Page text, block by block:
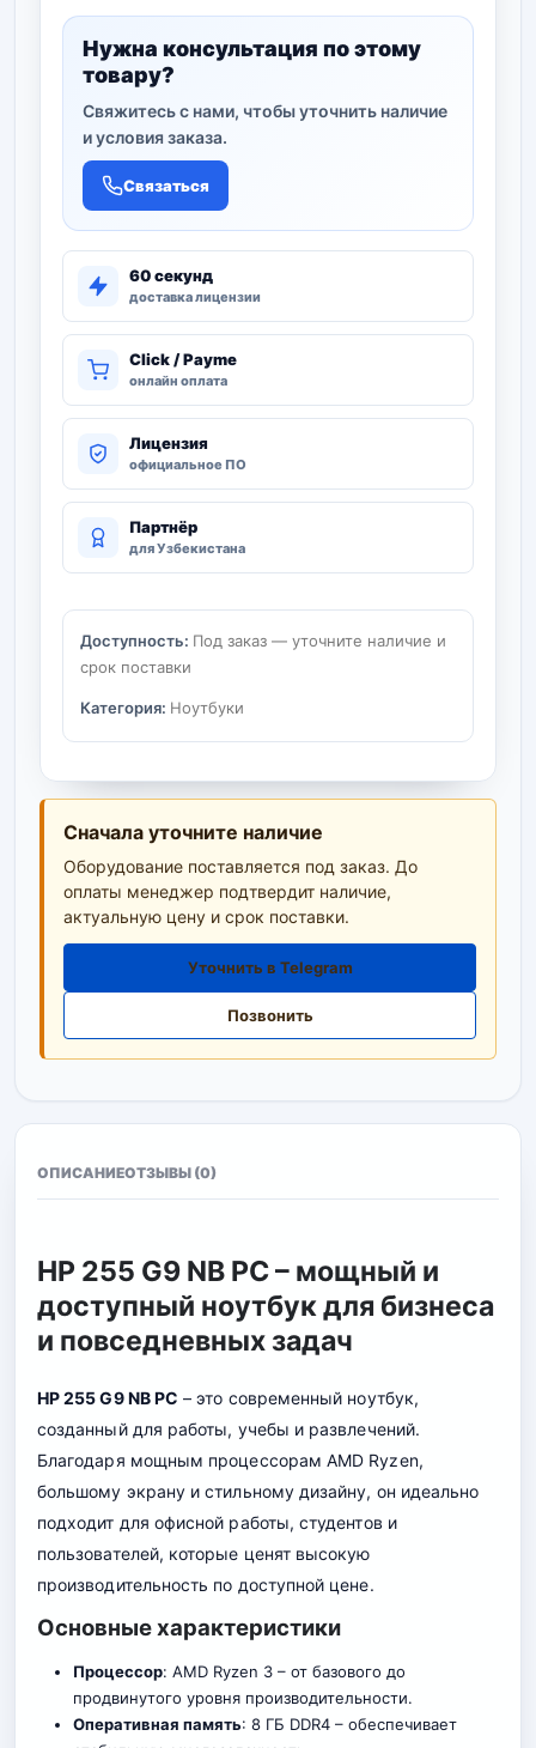
Нужна консультация по этому
товару?
Свяжитесь с нами, чтобы уточнить наличие
и условия заказа.
Связаться
60 секунд
доставка лицензии
Click / Payme
онлайн оплата
Лицензия
официальное ПО
Партнёр
для Узбекистана
Доступность: Под заказ — уточните наличие и
срок поставки
Категория: Ноутбуки
Сначала уточните наличие
Оборудование поставляется под заказ. До
оплаты менеджер подтвердит наличие,
актуальную цену и срок поставки.
Уточнить в Telegram
Позвонить
ОПИСАНИЕОТЗЫВЫ (0)
HP 255 G9 NB PC – мощный и
доступный ноутбук для бизнеса
и повседневных задач
HP 255 G9 NB PC – это современный ноутбук,
созданный для работы, учебы и развлечений.
Благодаря мощным процессорамAMD Ryzen,
большому экрану и стильному дизайну, он идеально
подходит для офисной работы, студентов и
пользователей, которые ценят высокую
производительность по доступной цене.
Основные характеристики
Процессор: AMD Ryzen 3 – от базового до
продвинутого уровня производительности.
Оперативная память: 8 ГБ DDR4 – обеспечивает